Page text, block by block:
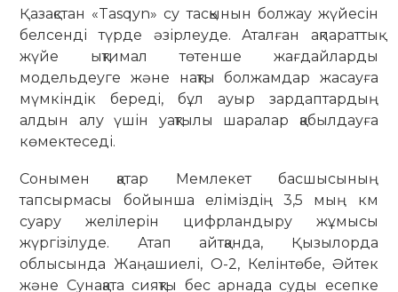
Қазақстан «Tasqyn» су тасқынын болжау жүйесін
белсенді түрде әзірлеуде. Аталған ақпараттық
жүйе ықтимал төтенше жағдайларды
модельдеуге және нақты болжамдар жасауға
мүмкіндік береді, бұл ауыр зардаптардың
алдын алу үшін уақтылы шаралар қабылдауға
көмектеседі.
Сонымен қатар Мемлекет басшысының
тапсырмасы бойынша еліміздің 3,5 мың км
суару желілерін цифрландыру жұмысы
жүргізілуде. Атап айтқанда, Қызылорда
облысында Жаңашиелі, О-2, Келінтөбе, Әйтек
және Сунақата сияқты бес арнада суды есепке